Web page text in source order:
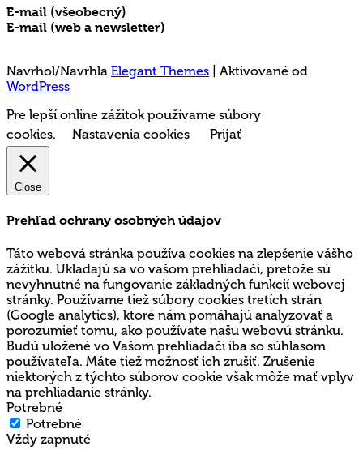
E-mail (všeobecný)
E-mail (web a newsletter)
Navrhol/Navrhla Elegant Themes | Aktivované od
WordPress
Pre lepší online zážitok používame súbory
cookies.
Nastavenia cookies Prijať
Close
Prehľad ochrany osobných údajov
Táto webová stránka používa cookies na zlepšenie vášho
zážitku. Ukladajú sa vo vašom prehliadači, pretože sú
nevyhnutné na fungovanie základných funkcií webovej
stránky. Používame tiež súbory cookies tretích strán
(Google analytics), ktoré nám pomáhajú analyzovať a
porozumieť tomu, ako používate našu webovú stránku.
Budú uložené vo Vašom prehliadači iba so súhlasom
používateľa. Máte tiež možnosť ich zrušiť. Zrušenie
niektorých z týchto súborov cookie však môže mať vplyv
na prehliadanie stránky.
Potrebné
Potrebné
Vždy zapnuté